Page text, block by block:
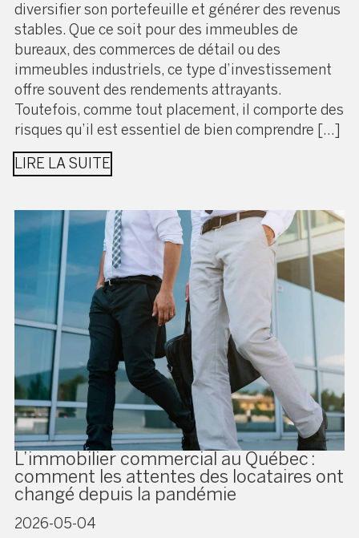
diversifier son portefeuille et générer des revenus
stables. Que ce soit pour des immeubles de
bureaux, des commerces de détail ou des
immeubles industriels, ce type d’investissement
offre souvent des rendements attrayants.
Toutefois, comme tout placement, il comporte des
risques qu’il est essentiel de bien comprendre […]
LIRE LA SUITE
L’immobilier commercial au Québec :
comment les attentes des locataires ont
changé depuis la pandémie
2026-05-04